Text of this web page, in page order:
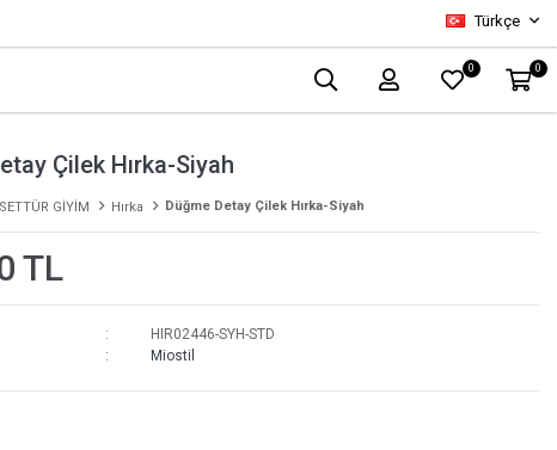
Türkçe
0 0
Çilek Hırka-Siyah
GİYİM Hırka Düğme Detay Çilek Hırka-Siyah
TL
HIR02446-SYH-STD
Miostil